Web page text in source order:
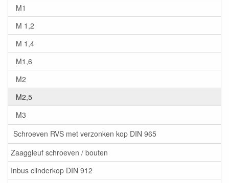
M1
M 1,2
M 1,4
M1,6
M2
M2,5
M3
Schroeven RVS met verzonken kop DIN 965
Zaaggleuf schroeven / bouten
Inbus clinderkop DIN 912